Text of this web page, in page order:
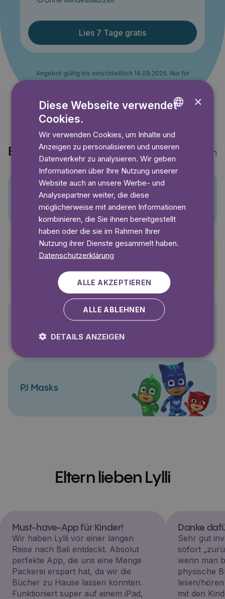
Lies 7 Tage gratis
Angebot gültig bis einschließlich 14.09.2026. Nur für
Neukunden.
Entdecke auch Mehr anzeigen
Pettersson und Findus
PJ Masks
Eltern lieben Lylli
Must-have-App für Kinder!
Wir haben Lylli vor einer langen
Reise nach Bali entdeckt. Absolut
perfekte App, die uns eine Menge
Packerei erspart hat, da wir die
Bücher zu Hause lassen konnten.
Funktioniert super auf einem iPad,
Danke
Sehr gut
sofort
wenn man
physische
lesen/
mit den
GERMAN
×
Diese Webseite verwendet
Cookies.
Wir verwenden Cookies, um Inhalte und
Anzeigen zu personalisieren und unseren
Datenverkehr zu analysieren. Wir geben
Informationen über Ihre Nutzung unserer
Website auch an unsere Werbe- und
Analysepartner weiter, die diese
möglicherweise mit anderen Informationen
kombinieren, die Sie ihnen bereitgestellt
haben oder die sie im Rahmen Ihrer
Nutzung ihrer Dienste gesammelt haben.
Datenschutzerklärung
ALLE AKZEPTIEREN
ALLE ABLEHNEN
DETAILS ANZEIGEN